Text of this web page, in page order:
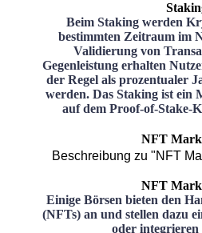
Beim Staking werden
bestimmten Zeitraum im
Validierung von
Gegenleistung erhalten
der Regel als prozentualer
werden. Das Staking ist ein
auf dem Proof-of-Stake-
NFT
Beschreibung zu "NFT
NFT
Einige Börsen bieten den
(NFTs) an und stellen dazu
oder integrieren